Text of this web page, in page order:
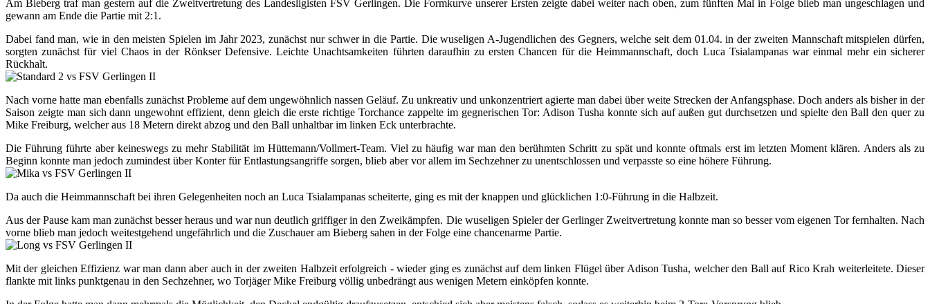
Am Bieberg traf man gestern auf die Zweitvertretung des Landesligisten FSV Gerlingen. Die Formkurve unserer Ersten zeigte dabei weiter nach oben, zum fünften Mal in Folge blieb man ungeschlagen und
gewann am Ende die Partie mit 2:1.
Dabei fand man, wie in den meisten Spielen im Jahr 2023, zunächst nur schwer in die Partie. Die wuseligen A-Jugendlichen des Gegners, welche seit dem 01.04. in der zweiten Mannschaft mitspielen dürfen,
sorgten zunächst für viel Chaos in der Rönkser Defensive. Leichte Unachtsamkeiten führten daraufhin zu ersten Chancen für die Heimmannschaft, doch Luca Tsialampanas war einmal mehr ein sicherer
Rückhalt.
Nach vorne hatte man ebenfalls zunächst Probleme auf dem ungewöhnlich nassen Geläuf. Zu unkreativ und unkonzentriert agierte man dabei über weite Strecken der Anfangsphase. Doch anders als bisher in der
Saison zeigte man sich dann ungewohnt effizient, denn gleich die erste richtige Torchance zappelte im gegnerischen Tor: Adison Tusha konnte sich auf außen gut durchsetzen und spielte den Ball den quer zu
Mike Freiburg, welcher aus 18 Metern direkt abzog und den Ball unhaltbar im linken Eck unterbrachte.
Die Führung führte aber keineswegs zu mehr Stabilität im Hüttemann/Vollmert-Team. Viel zu häufig war man den berühmten Schritt zu spät und konnte oftmals erst im letzten Moment klären. Anders als zu
Beginn konnte man jedoch zumindest über Konter für Entlastungsangriffe sorgen, blieb aber vor allem im Sechzehner zu unentschlossen und verpasste so eine höhere Führung.
Da auch die Heimmannschaft bei ihren Gelegenheiten noch an Luca Tsialampanas scheiterte, ging es mit der knappen und glücklichen 1:0-Führung in die Halbzeit.
Aus der Pause kam man zunächst besser heraus und war nun deutlich griffiger in den Zweikämpfen. Die wuseligen Spieler der Gerlinger Zweitvertretung konnte man so besser vom eigenen Tor fernhalten. Nach
vorne blieb man jedoch weitestgehend ungefährlich und die Zuschauer am Bieberg sahen in der Folge eine chancenarme Partie.
Mit der gleichen Effizienz war man dann aber auch in der zweiten Halbzeit erfolgreich - wieder ging es zunächst auf dem linken Flügel über Adison Tusha, welcher den Ball auf Rico Krah weiterleitete. Dieser
flankte mit links punktgenau in den Sechzehner, wo Torjäger Mike Freiburg völlig unbedrängt aus wenigen Metern einköpfen konnte.